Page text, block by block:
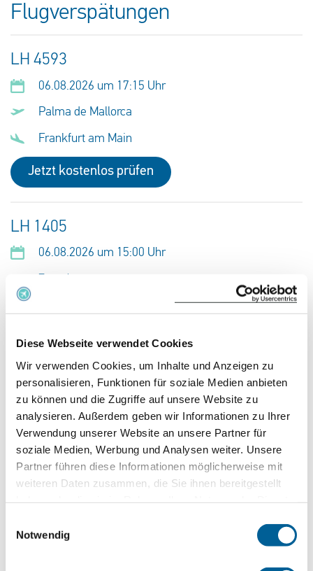
Diese Webseite verwendet Cookies
Wir verwenden Cookies, um Inhalte und Anzeigen zu
personalisieren, Funktionen für soziale Medien anbieten
zu können und die Zugriffe auf unsere Website zu
analysieren. Außerdem geben wir Informationen zu Ihrer
Verwendung unserer Website an unsere Partner für
soziale Medien, Werbung und Analysen weiter. Unsere
Partner führen diese Informationen möglicherweise mit
weiteren Daten zusammen, die Sie ihnen bereitgestellt
Notwendig
Flugverspätungen
LH 4593
06.08.2026 um 17:15 Uhr
Palma de Mallorca
Frankfurt am Main
Jetzt kostenlos prüfen
LH 1405
06.08.2026 um 15:00 Uhr
Jetzt kostenlos prüfen
LH 4592
06.08.2026 um 14:20 Uhr
Frankfurt am Main
Palma de Mallorca
Jetzt kostenlos prüfen